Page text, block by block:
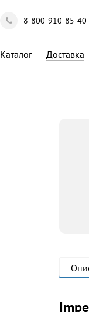
8-800-910-85-40
Каталог Доставка